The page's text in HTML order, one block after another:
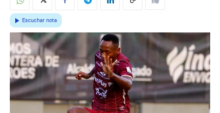
Escuchar nota